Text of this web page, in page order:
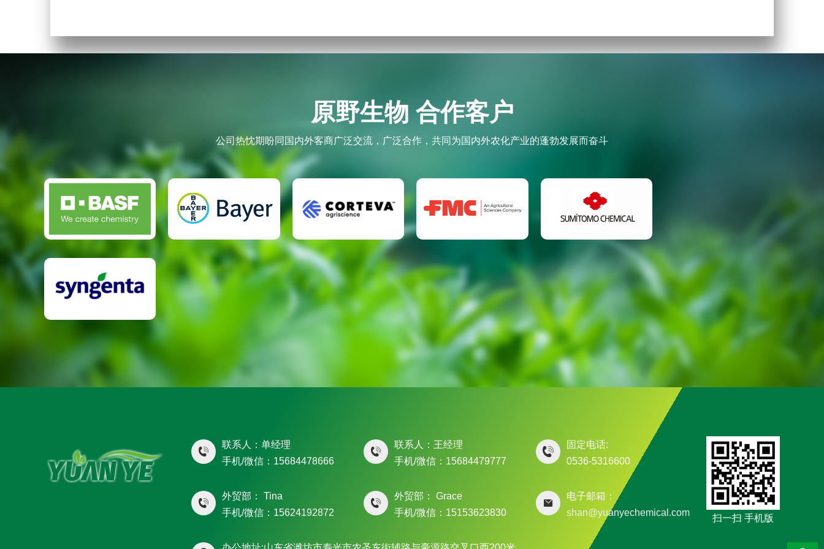
原野生物 合作客户
公司热忱期盼同国内外客商广泛交流，广泛合作，共同为国内外农化产业的蓬勃发展而奋斗
联系人：单经理
手机/微信：15684478666
联系人：王经理
手机/微信：15684479777
固定电话:
0536-5316600
外贸部： Tina
手机/微信：15624192872
外贸部： Grace
手机/微信：15153623830
电子邮箱：
shan@yuanyechemical.com
扫一扫 手机版